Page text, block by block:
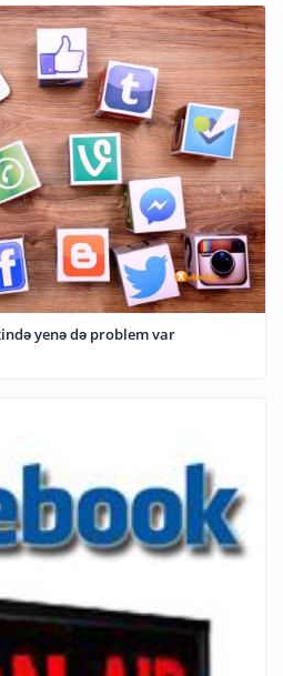
yenə də problem var